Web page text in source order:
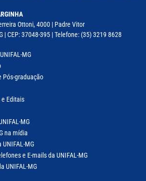
Ottoni, 4000 | Padre Vitor
| CEP: 37048-395 | Telefone: (35) 3219 8628
MG
Pós-graduação
e Editais
MG
na mídia
UNIFAL-MG
e E-mails da UNIFAL-MG
UNIFAL-MG